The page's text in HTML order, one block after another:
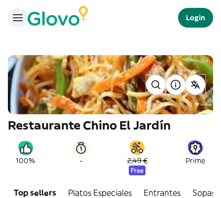
Login
Restaurante Chino El Jardín
100% - 2,49 €
Free
Prime
Top sellers Platos Especiales Entrantes Sopas